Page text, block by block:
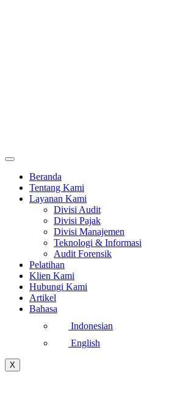
Beranda
Tentang Kami
Layanan Kami
Divisi Audit
Divisi Pajak
Divisi Manajemen
Teknologi & Informasi
Audit Forensik
Pelatihan
Klien Kami
Hubungi Kami
Artikel
Bahasa
Indonesian
English
X